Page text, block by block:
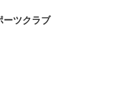
ーツクラブ